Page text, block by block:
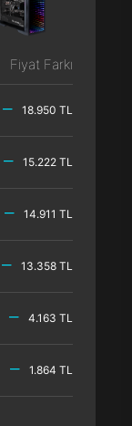
Fiyat Farkı
18.950 TL
15.222 TL
14.911 TL
13.358 TL
4.163 TL
1.864 TL